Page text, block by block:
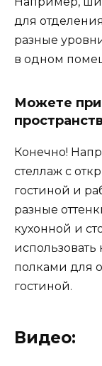
для
разные
в одном
Можете
Конечно!
стеллаж с
гостиной и
разные
кухонной и
полками для
гостиной.
Видео: